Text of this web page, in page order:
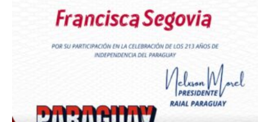
Reconocimiento aFrancisca Segovia
Radio Tribuna Abierta
Radio Tribuna Abierta
Radio Oñondivepa Paraguay
Premio Orgullo Paraguayo
Reconocimiento aFrancisca Segovia